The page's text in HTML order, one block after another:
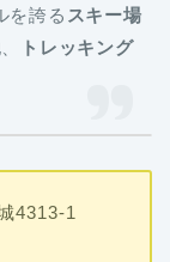
を誇る スキー場
トレッキング
4313-1